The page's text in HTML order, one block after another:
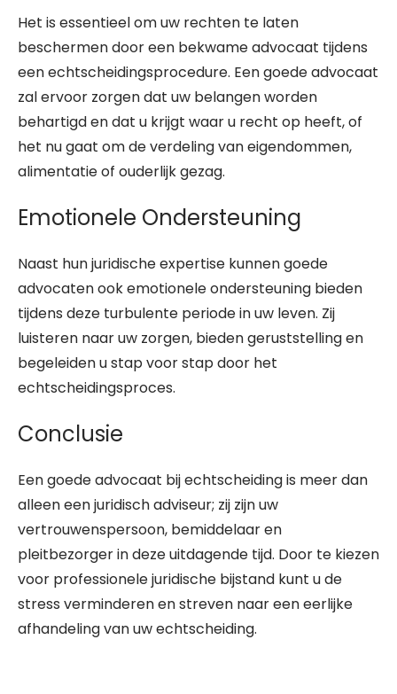
Het is essentieel om uw rechten te laten
beschermen door een bekwame advocaat tijdens
een echtscheidingsprocedure. Een goede advocaat
zal ervoor zorgen dat uw belangen worden
behartigd en dat u krijgt waar u recht op heeft, of
het nu gaat om de verdeling van eigendommen,
alimentatie of ouderlijk gezag.
Emotionele Ondersteuning
Naast hun juridische expertise kunnen goede
advocaten ook emotionele ondersteuning bieden
tijdens deze turbulente periode in uw leven. Zij
luisteren naar uw zorgen, bieden geruststelling en
begeleiden u stap voor stap door het
echtscheidingsproces.
Conclusie
Een goede advocaat bij echtscheiding is meer dan
alleen een juridisch adviseur; zij zijn uw
vertrouwenspersoon, bemiddelaar en
pleitbezorger in deze uitdagende tijd. Door te kiezen
voor professionele juridische bijstand kunt u de
stress verminderen en streven naar een eerlijke
afhandeling van uw echtscheiding.